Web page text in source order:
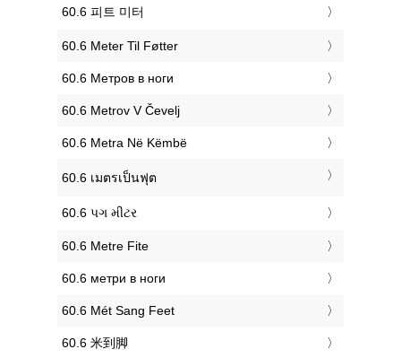
‎60.6 피트 미터
‎60.6 Meter Til Føtter
‎60.6 Метров в ноги
‎60.6 Metrov V Čevelj
‎60.6 Metra Në Këmbë
‎60.6 เมตรเป็นฟุต
‎60.6 પગ મીટર
‎60.6 Metre Fite
‎60.6 метри в ноги
‎60.6 Mét Sang Feet
‎60.6 米到脚